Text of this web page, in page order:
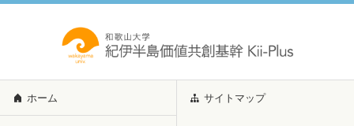
ホーム サイトマップ